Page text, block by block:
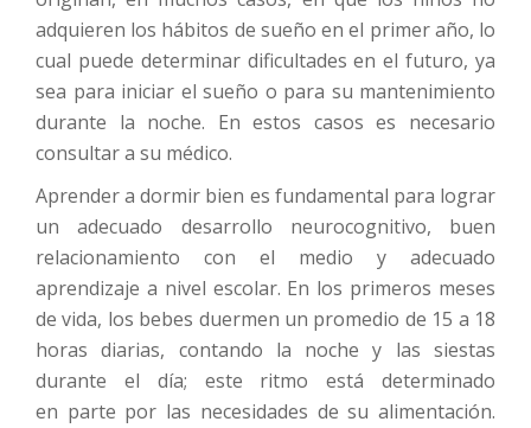
adquieren los hábitos de sueño en el primer año, lo
cual puede determinar dificultades en el futuro, ya
sea para iniciar el sueño o para su mantenimiento
durante la noche. En estos casos es necesario
consultar a su médico.
Aprender a dormir bien es fundamental para lograr
un adecuado desarrollo neurocognitivo, buen
relacionamiento con el medio y adecuado
aprendizaje a nivel escolar. En los primeros meses
de vida, los bebes duermen un promedio de 15 a 18
horas diarias, contando la noche y las siestas
durante el día; este ritmo está determinado
en parte por las necesidades de su alimentación.